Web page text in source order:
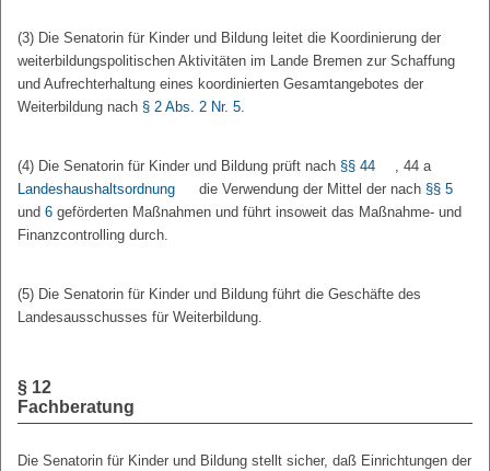
(3) Die Senatorin für Kinder und Bildung leitet die Koordinierung der
weiterbildungspolitischen Aktivitäten im Lande Bremen zur Schaffung
und Aufrechterhaltung eines koordinierten Gesamtangebotes der
Weiterbildung nach § 2 Abs. 2 Nr. 5.
(4) Die Senatorin für Kinder und Bildung prüft nach §§ 44
, 44 a
Landeshaushaltsordnung
die Verwendung der Mittel der nach §§ 5
und 6 geförderten Maßnahmen und führt insoweit das Maßnahme- und
Finanzcontrolling durch.
(5) Die Senatorin für Kinder und Bildung führt die Geschäfte des
Landesausschusses für Weiterbildung.
§ 12
Fachberatung
Die Senatorin für Kinder und Bildung stellt sicher, daß Einrichtungen der